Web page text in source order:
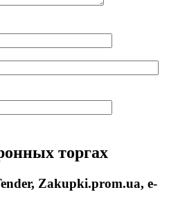
торгах
Zakupki.prom.ua, e-